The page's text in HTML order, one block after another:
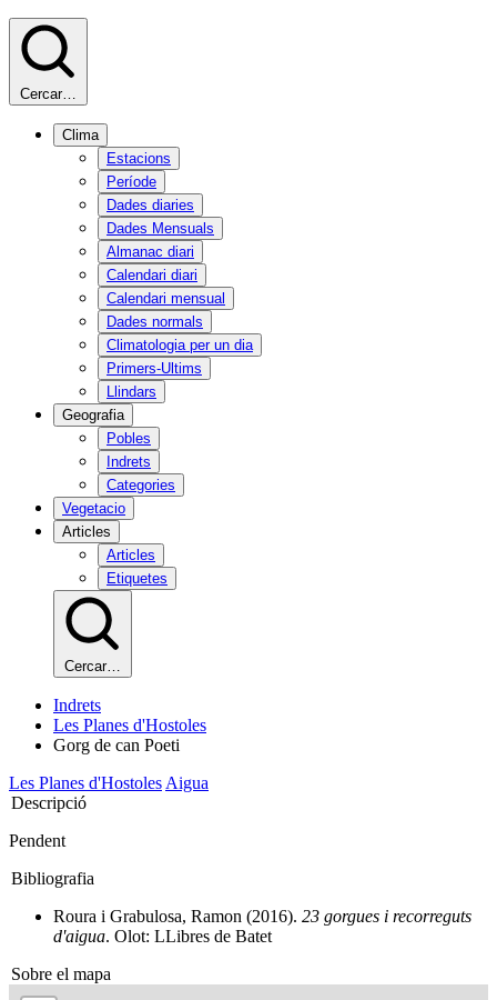
Cercar…
Clima
Estacions
Període
Dades diaries
Dades Mensuals
Almanac diari
Calendari diari
Calendari mensual
Dades normals
Climatologia per un dia
Primers-Ultims
Llindars
Geografia
Pobles
Indrets
Categories
Vegetacio
Articles
Articles
Etiquetes
Cercar…
Indrets
Les Planes d'Hostoles
Gorg de can Poeti
Les Planes d'Hostoles Aigua
Descripció
Pendent
Bibliografia
Roura i Grabulosa, Ramon (2016). 23 gorgues i recorreguts
d'aigua. Olot: LLibres de Batet
Sobre el mapa